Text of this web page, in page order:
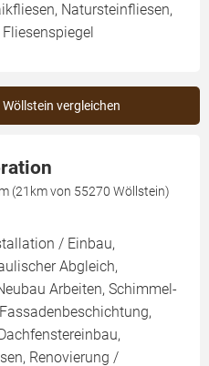
Natursteinfliesen,
vergleichen
(21km von 55270 Wöllstein)
/ Einbau,
Abgleich,
Arbeiten, Schimmel-
Renovierung /